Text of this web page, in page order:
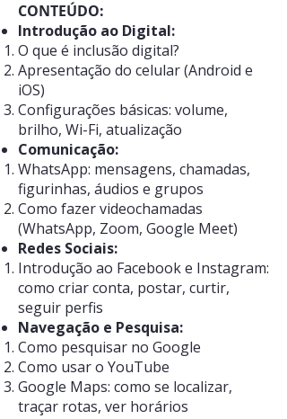
CONTEÚDO:
Introdução ao Digital:
O que é inclusão digital?
Apresentação do celular (Android e
iOS)
Configurações básicas: volume,
brilho, Wi-Fi, atualização
Comunicação:
WhatsApp: mensagens, chamadas,
figurinhas, áudios e grupos
Como fazer videochamadas
(WhatsApp, Zoom, Google Meet)
Redes Sociais:
Introdução ao Facebook e Instagram:
como criar conta, postar, curtir,
seguir perfis
Navegação e Pesquisa:
Como pesquisar no Google
Como usar o YouTube
Google Maps: como se localizar,
traçar rotas, ver horários